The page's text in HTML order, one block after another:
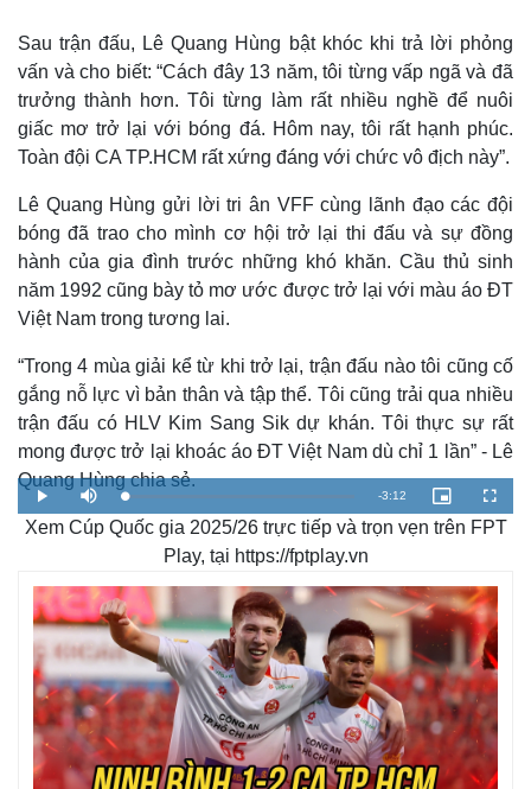
Cuộc sống đó đây
Hồ sơ
Ảnh
E-Magazine
Infographic
Sau trận đấu, Lê Quang Hùng bật khóc khi trả lời phỏng
vấn và cho biết: “Cách đây 13 năm, tôi từng vấp ngã và đã
trưởng thành hơn. Tôi từng làm rất nhiều nghề để nuôi
giấc mơ trở lại với bóng đá. Hôm nay, tôi rất hạnh phúc.
Toàn đội CA TP.HCM rất xứng đáng với chức vô địch này”.
Lê Quang Hùng gửi lời tri ân VFF cùng lãnh đạo các đội
bóng đã trao cho mình cơ hội trở lại thi đấu và sự đồng
hành của gia đình trước những khó khăn. Cầu thủ sinh
năm 1992 cũng bày tỏ mơ ước được trở lại với màu áo ĐT
Việt Nam trong tương lai.
“Trong 4 mùa giải kể từ khi trở lại, trận đấu nào tôi cũng cố
gắng nỗ lực vì bản thân và tập thể. Tôi cũng trải qua nhiều
trận đấu có HLV Kim Sang Sik dự khán. Tôi thực sự rất
mong được trở lại khoác áo ĐT Việt Nam dù chỉ 1 lần” - Lê
Quang Hùng chia sẻ.
P
l
a
y
M
u
t
e
L
o
a
d
0
%
R
e
a
i
n
i
n
g
-3:12
P
i
c
-
i
n
P
t
u
r
e
F
u
l
e
e
n
Xem Cúp Quốc gia 2025/26 trực tiếp và trọn vẹn trên FPT
Play, tại https://fptplay.vn